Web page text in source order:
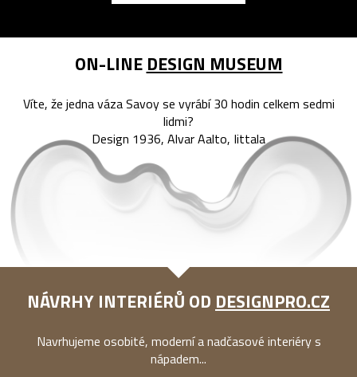
ON-LINE DESIGN MUSEUM
Víte, že jedna váza Savoy se vyrábí 30 hodin celkem sedmi
lidmi?
Design 1936, Alvar Aalto, Iittala
NÁVRHY INTERIÉRŮ OD DESIGNPRO.CZ
Navrhujeme osobité, moderní a nadčasové interiéry s
nápadem...